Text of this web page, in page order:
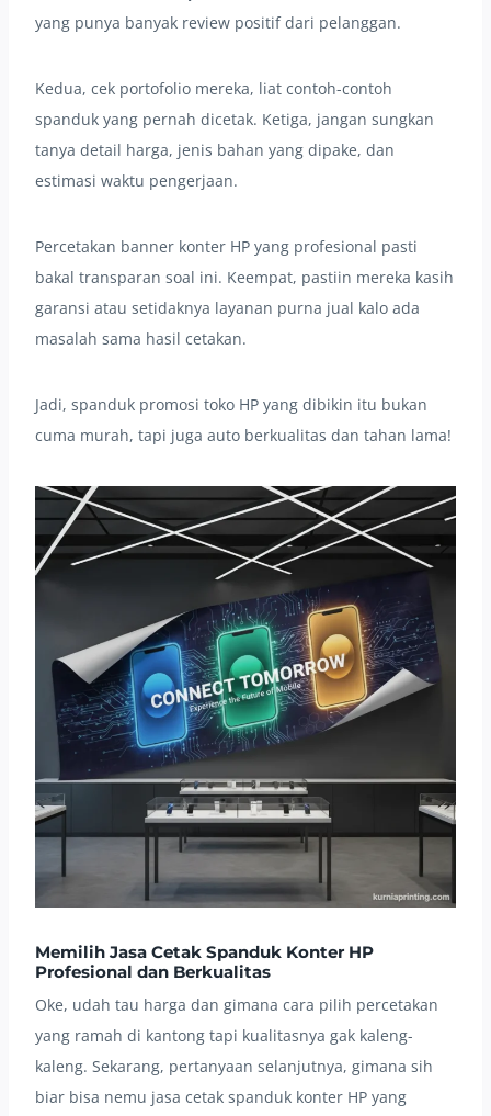
yang punya banyak review positif dari pelanggan.
Kedua, cek portofolio mereka, liat contoh-contoh
spanduk yang pernah dicetak. Ketiga, jangan sungkan
tanya detail harga, jenis bahan yang dipake, dan
estimasi waktu pengerjaan.
Percetakan banner konter HP yang profesional pasti
bakal transparan soal ini. Keempat, pastiin mereka kasih
garansi atau setidaknya layanan purna jual kalo ada
masalah sama hasil cetakan.
Jadi, spanduk promosi toko HP yang dibikin itu bukan
cuma murah, tapi juga auto berkualitas dan tahan lama!
Memilih Jasa Cetak Spanduk Konter HP
Profesional dan Berkualitas
Oke, udah tau harga dan gimana cara pilih percetakan
yang ramah di kantong tapi kualitasnya gak kaleng-
kaleng. Sekarang, pertanyaan selanjutnya, gimana sih
biar bisa nemu jasa cetak spanduk konter HP yang